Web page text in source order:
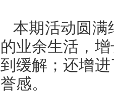
本期活动圆满
的业余生活 ，
到缓解 ；还增
誉感。